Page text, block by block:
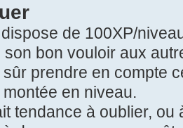
de 100XP/
bon vouloir aux
prendre en compte
en niveau.
tendance à oublier,